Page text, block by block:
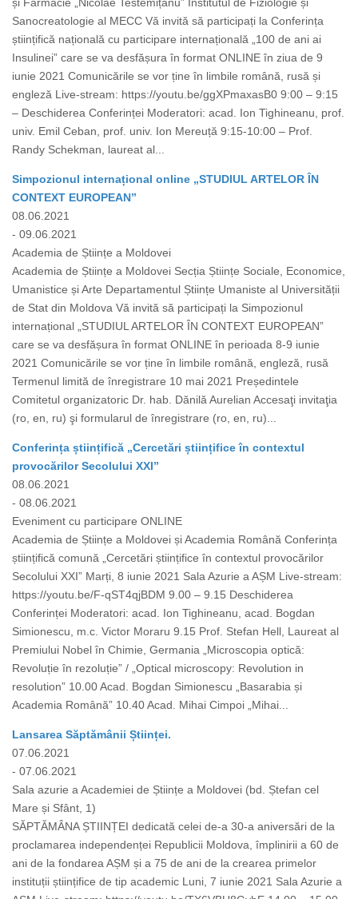
Sanocreatologie al MECC Vă invită să participați la Conferința
științifică națională cu participare internațională „100 de ani ai
Insulinei” care se va desfășura în format ONLINE în ziua de 9
iunie 2021 Comunicările se vor ține în limbile română, rusă și
engleză Live-stream: https://youtu.be/ggXPmaxasB0 9:00 – 9:15
– Deschiderea Conferinței Moderatori: acad. Ion Tighineanu, prof.
univ. Emil Ceban, prof. univ. Ion Mereuță 9:15-10:00 – Prof.
Randy Schekman, laureat al...
Simpozionul internațional online „STUDIUL ARTELOR ÎN
CONTEXT EUROPEAN”
08.06.2021
- 09.06.2021
Academia de Științe a Moldovei
Academia de Științe a Moldovei Secția Științe Sociale, Economice,
Umanistice și Arte Departamentul Științe Umaniste al Universității
de Stat din Moldova Vă invită să participați la Simpozionul
internațional „STUDIUL ARTELOR ÎN CONTEXT EUROPEAN”
care se va desfășura în format ONLINE în perioada 8-9 iunie
2021 Comunicările se vor ține în limbile română, engleză, rusă
Termenul limită de înregistrare 10 mai 2021 Președintele
Comitetul organizatoric Dr. hab. Dănilă Aurelian Accesaţi invitaţia
(ro, en, ru) şi formularul de înregistrare (ro, en, ru)...
Conferința științifică „Cercetări științifice în contextul
provocărilor Secolului XXI”
08.06.2021
- 08.06.2021
Eveniment cu participare ONLINE
Academia de Științe a Moldovei și Academia Română Conferința
științifică comună „Cercetări științifice în contextul provocărilor
Secolului XXI” Marți, 8 iunie 2021 Sala Azurie a AȘM Live-stream:
https://youtu.be/F-qST4qjBDM 9.00 – 9.15 Deschiderea
Conferinței Moderatori: acad. Ion Tighineanu, acad. Bogdan
Simionescu, m.c. Victor Moraru 9.15 Prof. Stefan Hell, Laureat al
Premiului Nobel în Chimie, Germania „Microscopia optică:
Revoluție în rezoluție” / „Optical microscopy: Revolution in
resolution” 10.00 Acad. Bogdan Simionescu „Basarabia și
Academia Română” 10.40 Acad. Mihai Cimpoi „Mihai...
Lansarea Săptămânii Științei.
07.06.2021
- 07.06.2021
Sala azurie a Academiei de Științe a Moldovei (bd. Ștefan cel
Mare și Sfânt, 1)
SĂPTĂMÂNA ȘTIINȚEI dedicată celei de-a 30-a aniversări de la
proclamarea independenței Republicii Moldova, împlinirii a 60 de
ani de la fondarea AȘM și a 75 de ani de la crearea primelor
instituții științifice de tip academic Luni, 7 iunie 2021 Sala Azurie a